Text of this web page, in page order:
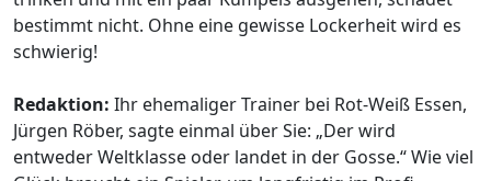
bestimmt nicht. Ohne eine gewisse Lockerheit wird es
schwierig!
Redaktion: Ihr ehemaliger Trainer bei Rot-Weiß Essen,
Jürgen Röber, sagte einmal über Sie: „Der wird
entweder Weltklasse oder landet in der Gosse.“ Wie viel